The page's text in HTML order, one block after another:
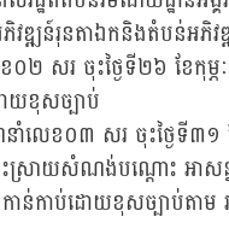
ឌ្ឍន៍រុនតាឯកនិងតំបន់អភិវឌ្
០២ សរ ចុះថ្ងៃទី២៦ ខែកុម្
ោយខុសច្បាប់
នាំលេខ០៣ សរ ចុះថ្ងៃទី៣
ះស្រាយសំណង់បណ្តោះ អាសន្
កាន់កាប់ដោយខុសច្បាប់តា